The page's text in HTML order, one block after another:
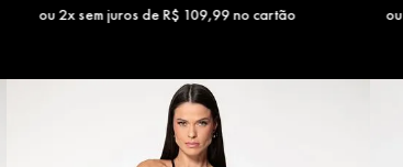
ou2x sem juros deR$ 109,99no cartão ou